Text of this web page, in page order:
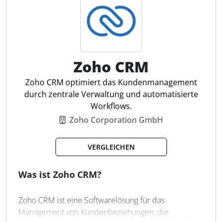
Kundenlösungen zu generieren,
hyperpersonalisierte Kampagnen zu planen und
Entscheidungsprozesse zu optimieren. Für
Steuerfachleute bietet bsi.crm eine zentrale
Datenhaltung und transparente Workflows zur
strukturierten Kundenbetreuung und Anpassung an
spezifische Anforderungen.
Automat. Prozessverteilung
360°-Kundensicht in Echtzeit
KI-unterstützte CRM-Prozesse
Automatisierte Workflows
Anpassbares CRM-System
Multichannel-Kundenansprache
Zoho CRM
Zoho CRM optimiert das Kundenmanagement
durch zentrale Verwaltung und automatisierte
Workflows.
Zoho Corporation GmbH
VERGLEICHEN
Was ist Zoho CRM?
Zoho CRM ist eine Softwarelösung für das
Management von Kundenbeziehungen, die